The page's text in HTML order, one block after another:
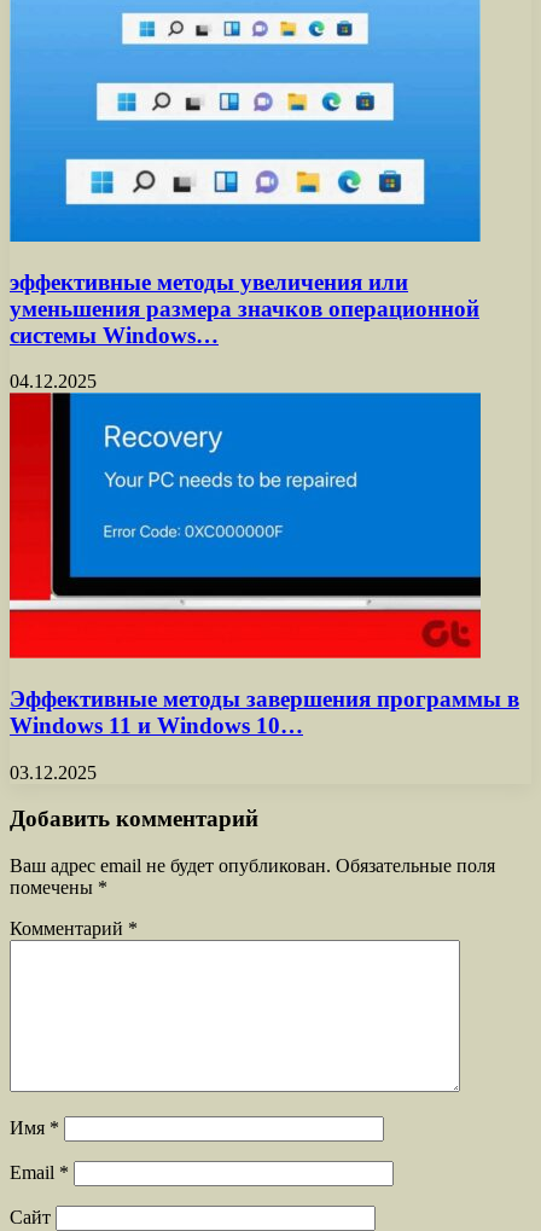
эффективные методы увеличения или
уменьшения размера значков операционной
системы Windows…
04.12.2025
Эффективные методы завершения программы в
Windows 11 и Windows 10…
03.12.2025
Добавить комментарий
Ваш адрес email не будет опубликован. Обязательные поля
помечены *
Комментарий *
Имя *
Email *
Сайт